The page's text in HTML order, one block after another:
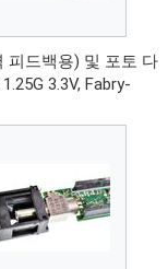
피드백용) 및 포토 다
3.3V, Fabry-